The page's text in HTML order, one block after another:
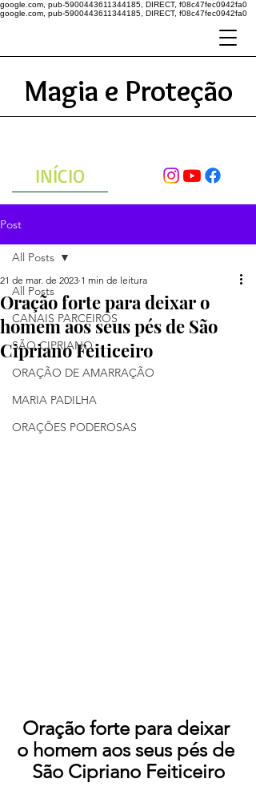
google.com, pub-5900443611344185, DIRECT, f08c47fec0942fa0
google.com, pub-5900443611344185, DIRECT, f08c47fec0942fa0
Magia e Proteção
INÍCIO
Post
All Posts
CANAIS PARCEIROS
SÃO CIPRIANO
ORAÇÃO DE AMARRAÇÃO
MARIA PADILHA
ORAÇÕES PODEROSAS
All Posts
Oração forte para deixar o
homem aos seus pés de São
Cipriano Feiticeiro
21 de mar. de 2023 1 min de leitura
Oração forte para deixar
o homem aos seus pés de
São Cipriano Feiticeiro